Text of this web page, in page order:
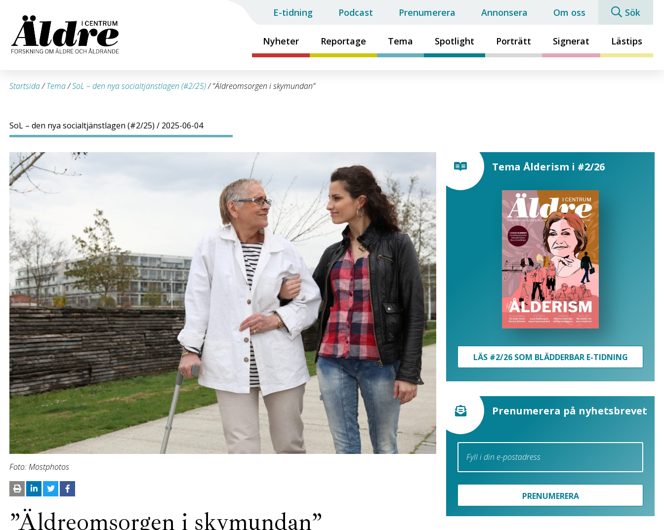
Nyheter Reportage Tema Spotlight Porträtt Signerat Lästips
E-tidning Podcast Prenumerera Annonsera Om oss Sök
Startsida/Tema/SoL – den nya socialtjänstlagen (#2/25)/“Äldreomsorgen i skymundan”
SoL – den nya socialtjänstlagen (#2/25) / 2025-06-04
Foto: Mostphotos
”Äldreomsorgen i skymundan”
Tema Ålderism i #2/26
LÄS #2/26 SOM BLÄDDERBAR E-TIDNING
Prenumerera på nyhetsbrevet
PRENUMERERA